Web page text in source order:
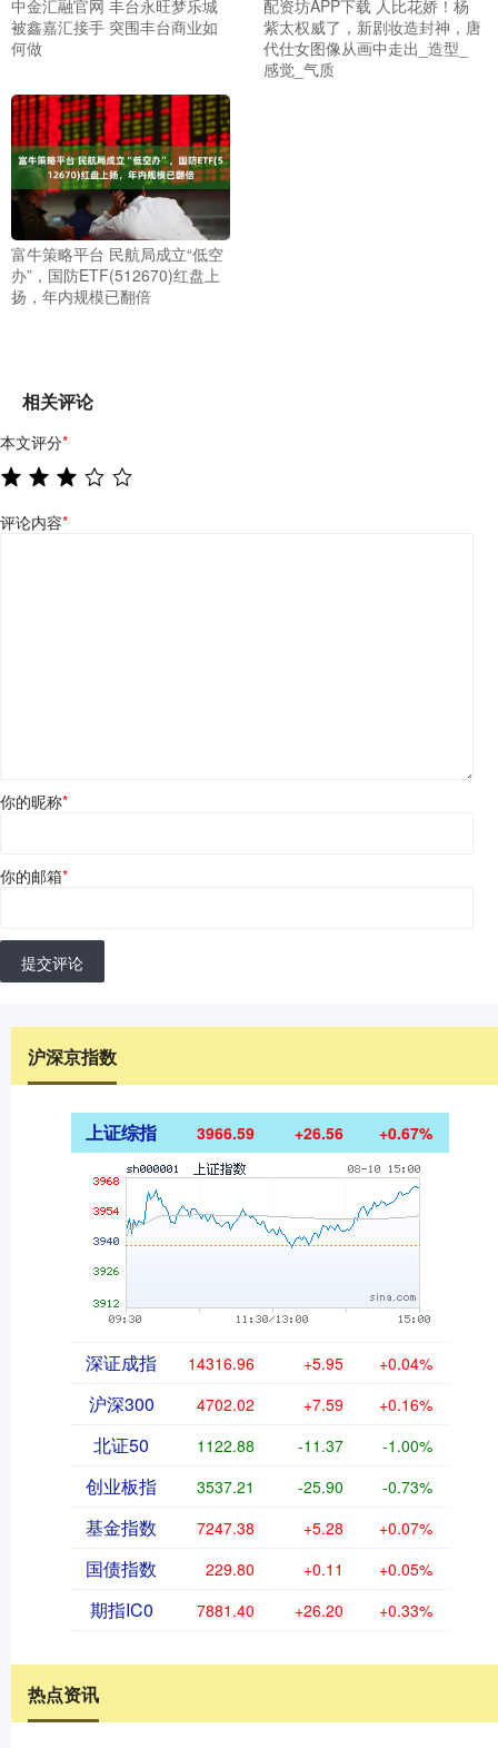
中金汇融官网 丰台永旺梦乐城
被鑫嘉汇接手 突围丰台商业如
何做
配资坊APP下载 人比花娇！杨
紫太权威了，新剧妆造封神，唐
代仕女图像从画中走出_造型_
感觉_气质
富牛策略平台 民航局成立“低空
办”，国防ETF(512670)红盘上
扬，年内规模已翻倍
相关评论
本文评分*
评论内容*
你的昵称*
你的邮箱*
提交评论
沪深京指数
上证综指 3966.59 +26.56 +0.67%
深证成指 14316.96 +5.95 +0.04%
沪深300 4702.02 +7.59 +0.16%
北证50 1122.88 -11.37 -1.00%
创业板指 3537.21 -25.90 -0.73%
基金指数 7247.38 +5.28 +0.07%
国债指数 229.80 +0.11 +0.05%
期指IC0 7881.40 +26.20 +0.33%
热点资讯